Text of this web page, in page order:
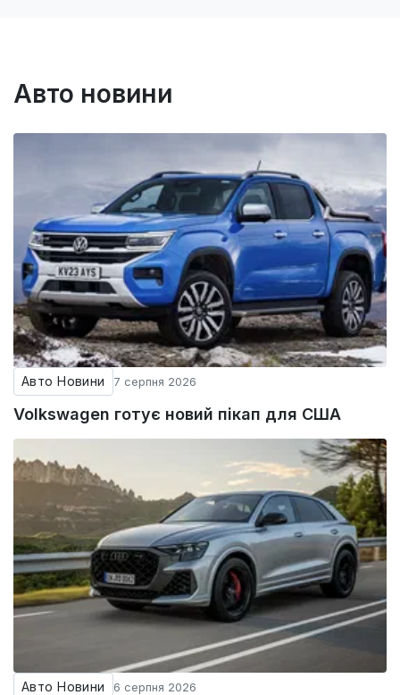
Авто новини
Авто Новини 7 серпня 2026
Volkswagen готує новий пікап для США
Авто Новини 6 серпня 2026